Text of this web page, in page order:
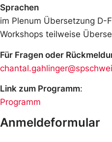
Sprachen
im Plenum Übersetzung D-
Workshops teilweise
Für Fragen oder
Link zum Programm:
Programm
Anmeldeformular